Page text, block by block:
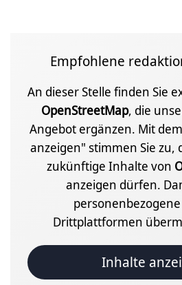
Empfohlene
An dieser Stelle finden Sie
OpenStreetMap, die
Angebot ergänzen. Mit
anzeigen" stimmen Sie zu,
zukünftige Inhalte von
anzeigen dürfen.
Drittplattformen
Inhalte